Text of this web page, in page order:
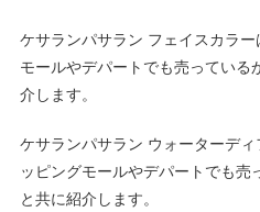
ケサランパサラン フェイスカラ
モールやデパートでも売っている
介します。
ケサランパサラン ウォーターデ
ッピングモールやデパートでも
と共に紹介します。